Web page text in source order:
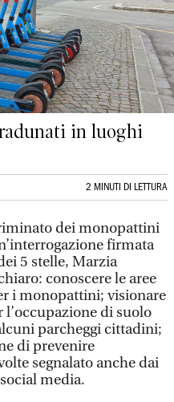
in luoghi
2 MINUTI DI LETTURA
dei monopattini
firmata
5 stelle, Marzia
conoscere le aree
i monopattini; visionare
di suolo
parcheggi cittadini;
di prevenire
segnalato anche dai
media.